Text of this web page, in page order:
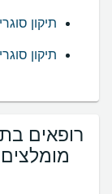
תיקון
תיקון
רופאים